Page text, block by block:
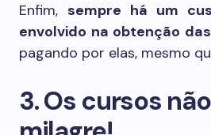
Enfim, sempre há um
envolvido na obtenção
pagando por elas, mesmo
3. Os cursos